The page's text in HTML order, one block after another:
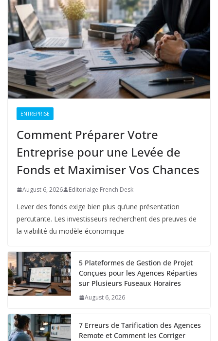
ENTREPRISE
Comment Préparer Votre
Entreprise pour une Levée de
Fonds et Maximiser Vos Chances
August 6, 2026 Editorialge French Desk
Lever des fonds exige bien plus qu’une présentation
percutante. Les investisseurs recherchent des preuves de
la viabilité du modèle économique
5 Plateformes de Gestion de Projet
Conçues pour les Agences Réparties
sur Plusieurs Fuseaux Horaires
August 6, 2026
7 Erreurs de Tarification des Agences
Remote et Comment les Corriger